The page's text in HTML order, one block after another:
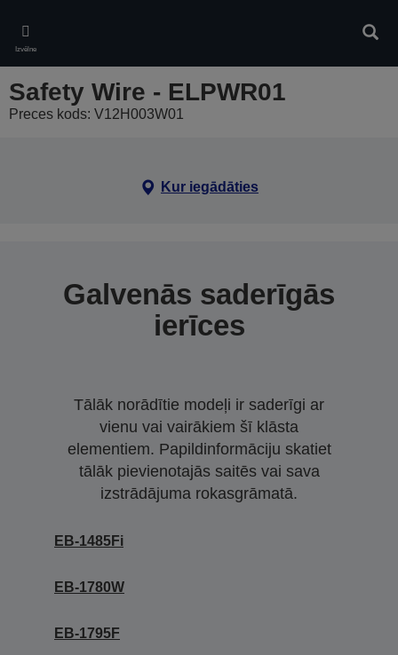
main
content
Izvēlne
Safety Wire - ELPWR01
Preces kods: V12H003W01
Kur iegādāties
Galvenās saderīgās
ierīces
Tālāk norādītie modeļi ir saderīgi ar
vienu vai vairākiem šī klāsta
elementiem. Papildinformāciju skatiet
tālāk pievienotajās saitēs vai sava
izstrādājuma rokasgrāmatā.
EB-1485Fi
EB-1780W
EB-1795F